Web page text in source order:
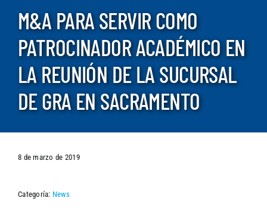
PROJECTS
CONTACT US
NEWS
M&A PARA SERVIR COMO
PATROCINADOR ACADÉMICO EN
LA REUNIÓN DE LA SUCURSAL
DE GRA EN SACRAMENTO
8 de marzo de 2019
Categoría: News